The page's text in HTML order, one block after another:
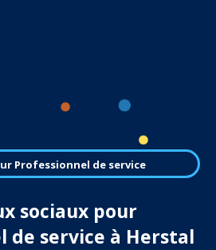
Professionnel de service
sociaux pour
de service à Herstal